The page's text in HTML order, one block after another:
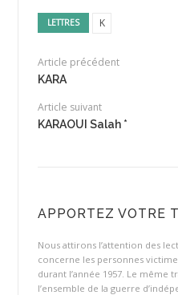
LETTRES K
Article précédent
KARA
Article suivant
KARAOUI Salah *
APPORTEZ VOTRE
Nous attirons l’attention des
concerne les personnes
durant l’année 1957. Le même
l’ensemble de la guerre